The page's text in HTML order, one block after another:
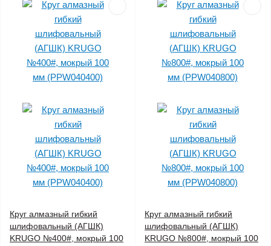
Круг алмазный гибкий
шлифовальный (АГШК)
KRUGO №400#, мокрый 100
Круг алмазный гибкий
шлифовальный (АГШК)
KRUGO №800#, мокрый 100